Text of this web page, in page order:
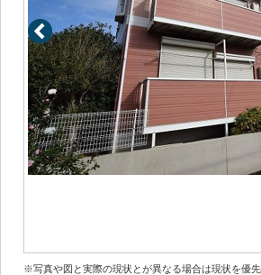
※写真や図と実際の現状とが異なる場合は現状を優先